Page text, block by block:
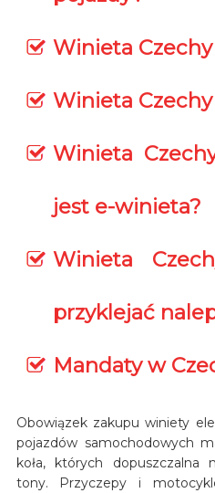
Winieta
Winieta
Winieta
jest e-winieta?
Winieta
przyklejać
Mandaty w
Obowiązek zakupu winiety
pojazdów samochodowych
koła, których dopuszczalna
tony. Przyczepy i